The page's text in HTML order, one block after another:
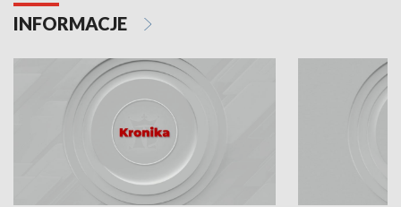
INFORMACJE